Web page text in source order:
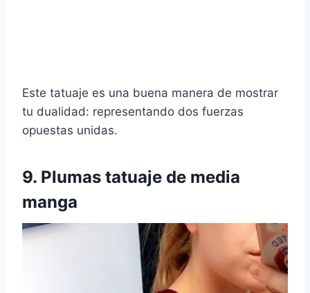
Este tatuaje es una buena manera de mostrar
tu dualidad: representando dos fuerzas
opuestas unidas.
9. Plumas tatuaje de media
manga